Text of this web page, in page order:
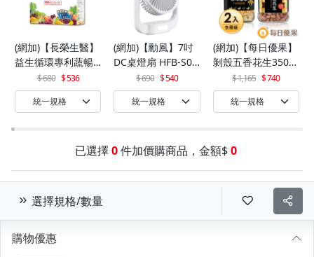
(網加)【長榮生醫】
益生循環專利蔬暢
配方輕體順暢(30包/
盒)x1
680 536
(網加)【勳風】7吋
DC桌燈扇 HFB-S06
690 540
(網加)【每日優果】
剝殼五香花生350G
+罐裝原味烘焙腰果
320G
1,165 740
已選擇 0 件加價購商品，金額$ 0
選擇規格/數量
購物優惠